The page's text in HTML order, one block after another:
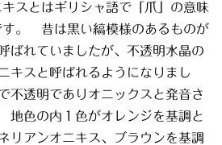
キスとはギリシャ語で「爪」の意味
す。 昔は黒い縞模様のあるものが
ばれていましたが、不透明水晶の
キスと呼ばれるようになりまし
透明でありオニックスと発音さ
色の内１色がオレンジを基調と
リアンオニキス、ブラウンを基調